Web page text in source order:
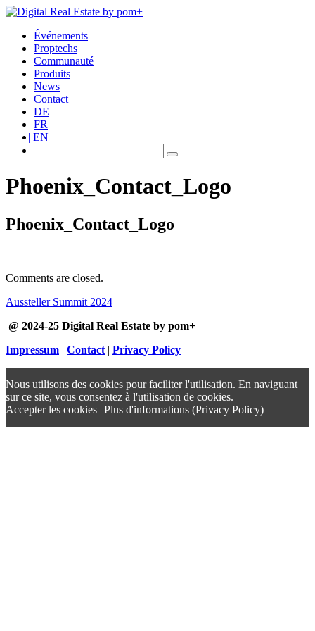
Événements
Proptechs
Communauté
Produits
News
Contact
DE
FR
EN
Phoenix_Contact_Logo
Phoenix_Contact_Logo
Comments are closed.
Aussteller Summit 2024
@ 2024-25 Digital Real Estate by pom+
Impressum | Contact | Privacy Policy
Nous utilisons des cookies pour faciliter l'utilisation. En naviguant
sur ce site, vous consentez à l'utilisation de cookies.
Accepter les cookies Plus d'informations (Privacy Policy)